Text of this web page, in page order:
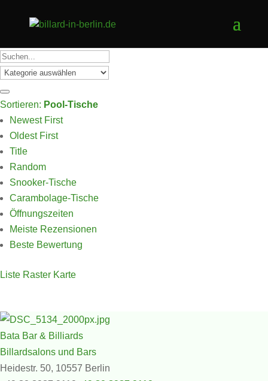
Sortieren: Pool-Tische
Newest First
Oldest First
Title
Random
Snooker-Tische
Carambolage-Tische
Öffnungszeiten
Meiste Rezensionen
Beste Bewertung
Liste Raster Karte
Bata Bar & Billiards
Billardsalons und Bars
Heidestr. 50, 10557 Berlin